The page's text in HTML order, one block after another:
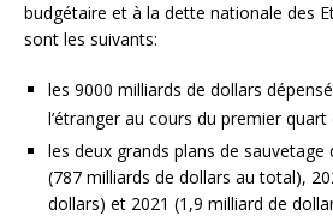
budgétaire et à la dette nationale des
sont les suivants:
les 9000 milliards de dollars
l’étranger au cours du premier quart
les deux grands plans de sauvetage
(787 milliards de dollars au total),
dollars) et 2021 (1,9 milliard de